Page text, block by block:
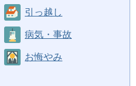
引っ越し
病気・事故
お悔やみ